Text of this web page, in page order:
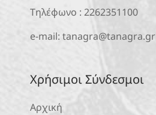
Τηλέφωνο : 2262351100
e-mail: tanagra@tanagra.gr
Χρήσιμοι Σύνδεσμοι
Αρχική